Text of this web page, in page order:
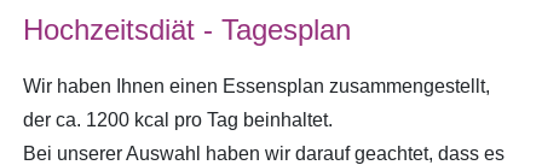
Hochzeitsdiät - Tagesplan
Wir haben Ihnen einen Essensplan zusammengestellt,
der ca. 1200 kcal pro Tag beinhaltet.
Bei unserer Auswahl haben wir darauf geachtet, dass es